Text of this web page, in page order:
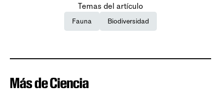
Temas del artículo
Fauna Biodiversidad
Más de Ciencia